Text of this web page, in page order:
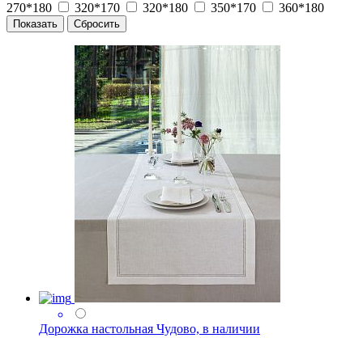
270*180
320*170 320*180 350*170 360*180
Дорожка настольная Чудово, в наличии